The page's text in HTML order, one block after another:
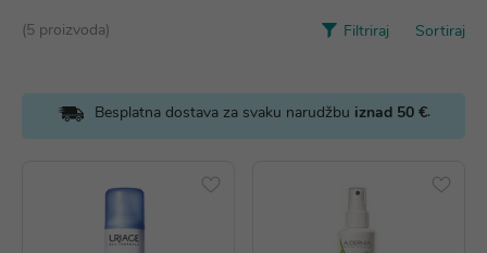
(5 proizvoda) Filtriraj Sortiraj
Besplatna dostava za svaku narudžbu iznad 50 €.